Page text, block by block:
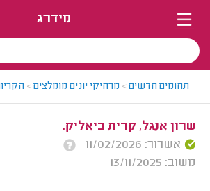
מידרג
תחומים חדשים> מרחיקי יונים מומלצים>
שרון אנגל, קרית ביאליק.
אשרור: 11/02/2026
משוב: 13/11/2025